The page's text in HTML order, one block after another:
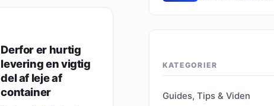
Derfor er hurtig
levering en vigtig
del af leje af
container
KATEGORIER
Guides, Tips & Viden